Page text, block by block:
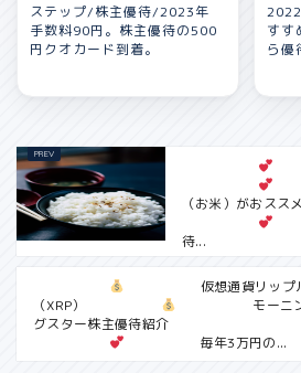
ステップ/株主優待/2023年
手数料90円。株主優待の500
円クオカード到着。
すす
ら優
（お米）がおススメ
待...
仮想通貨リップ
（XRP）
モーニ
グスター株主優待紹介
毎年3万円の...